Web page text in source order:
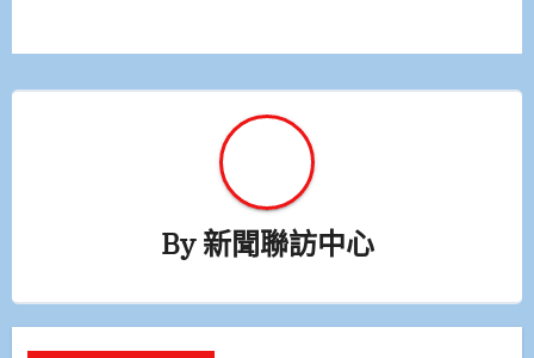
覽
By新聞聯訪中心